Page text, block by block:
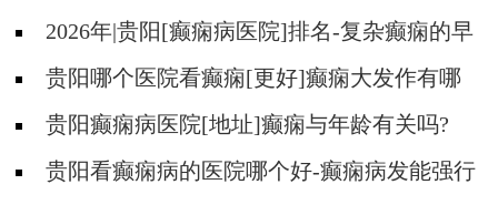
2026年|贵阳[癫痫病医院]排名-复杂癫痫的早
期症状是什么?
贵阳哪个医院看癫痫[更好]癫痫大发作有哪
些症状?
贵阳癫痫病医院[地址]癫痫与年龄有关吗?
贵阳看癫痫病的医院哪个好-癫痫病发能强行